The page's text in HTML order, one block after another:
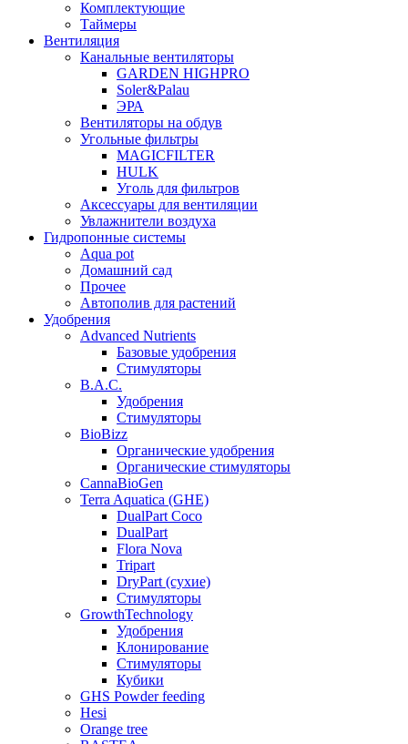
Комплектующие
Таймеры
Вентиляция
Канальные вентиляторы
GARDEN HIGHPRO
Soler&Palau
ЭРА
Вентиляторы на обдув
Угольные фильтры
MAGICFILTER
HULK
Уголь для фильтров
Аксессуары для вентиляции
Увлажнители воздуха
Гидропонные системы
Aqua pot
Домашний сад
Прочее
Автополив для растений
Удобрения
Advanced Nutrients
Базовые удобрения
Стимуляторы
B.A.C.
Удобрения
Стимуляторы
BioBizz
Органические удобрения
Органические стимуляторы
CannaBioGen
Terra Aquatica (GHE)
DualPart Coco
DualPart
Flora Nova
Tripart
DryPart (сухие)
Стимуляторы
GrowthTechnology
Удобрения
Клонирование
Стимуляторы
Кубики
GHS Powder feeding
Hesi
Orange tree